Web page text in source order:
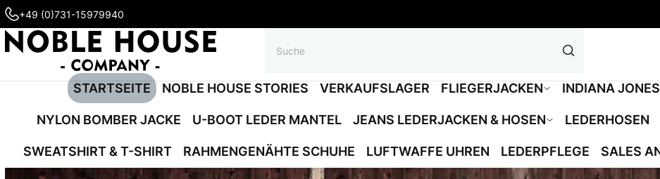
+49 (0)731-15979940
STARTSEITE NOBLE HOUSE STORIES VERKAUFSLAGER FLIEGERJACKEN INDIANA
NYLON BOMBER JACKE U-BOOT LEDER MANTEL JEANS LEDERJACKEN & HOSEN LEDERHOSEN
SWEATSHIRT & T-SHIRT RAHMENGENÄHTE SCHUHE LUFTWAFFE UHREN LEDERPFLEGE SALES